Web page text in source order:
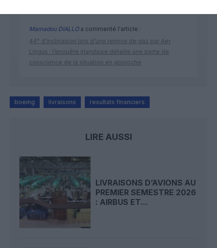
Mamadou DIALLOa commenté l'article :
44° d’inclinaison lors d’une remise de gaz par Aer
Lingus : l’enquête irlandaise détaille une perte de
conscience de la situation en approche
boeing livraisons resultats financiers
LIRE AUSSI
LIVRAISONS D’AVIONS AU
PREMIER SEMESTRE 2026
: AIRBUS ET...